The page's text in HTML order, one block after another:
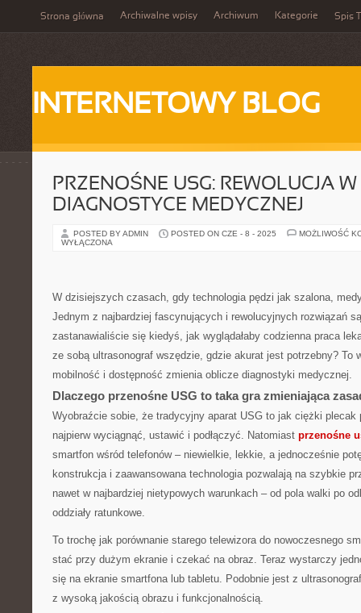
Strona główna Archiwalne wpisy Archiwum Kategorie Spis
INTERNETOWY BLOG
PRZENOŚNE USG: REWOLUCJA W
DIAGNOSTYCE MEDYCZNEJ
POSTED BY ADMIN POSTED ON CZE - 8 - 2025
MOŻLIWOŚĆ
WYŁĄCZONA
W dzisiejszych czasach, gdy technologia pędzi jak szalona,
Jednym z najbardziej fascynujących i rewolucyjnych rozwiązań
zastanawialiście się kiedyś, jak wyglądałaby codzienna praca
ze sobą ultrasonograf wszędzie, gdzie akurat jest potrzebny? To
mobilność i dostępność zmienia oblicze diagnostyki medycznej.
Dlaczego przenośne USG to taka gra zmieniająca
Wyobraźcie sobie, że tradycyjny aparat USG to jak ciężki plecak
najpierw wyciągnąć, ustawić i podłączyć. Natomiast przenośne
smartfon wśród telefonów – niewielkie, lekkie, a jednocześnie
konstrukcja i zaawansowana technologia pozwalają na szybkie
nawet w najbardziej nietypowych warunkach – od pola walki po
oddziały ratunkowe.
To trochę jak porównanie starego telewizora do nowoczesnego
stać przy dużym ekranie i czekać na obraz. Teraz wystarczy
się na ekranie smartfona lub tabletu. Podobnie jest z
z wysoką jakością obrazu i funkcjonalnością.